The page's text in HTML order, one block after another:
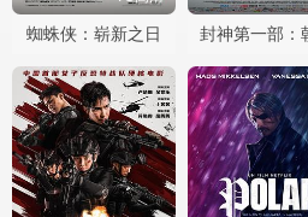
蜘蛛侠：崭新之日